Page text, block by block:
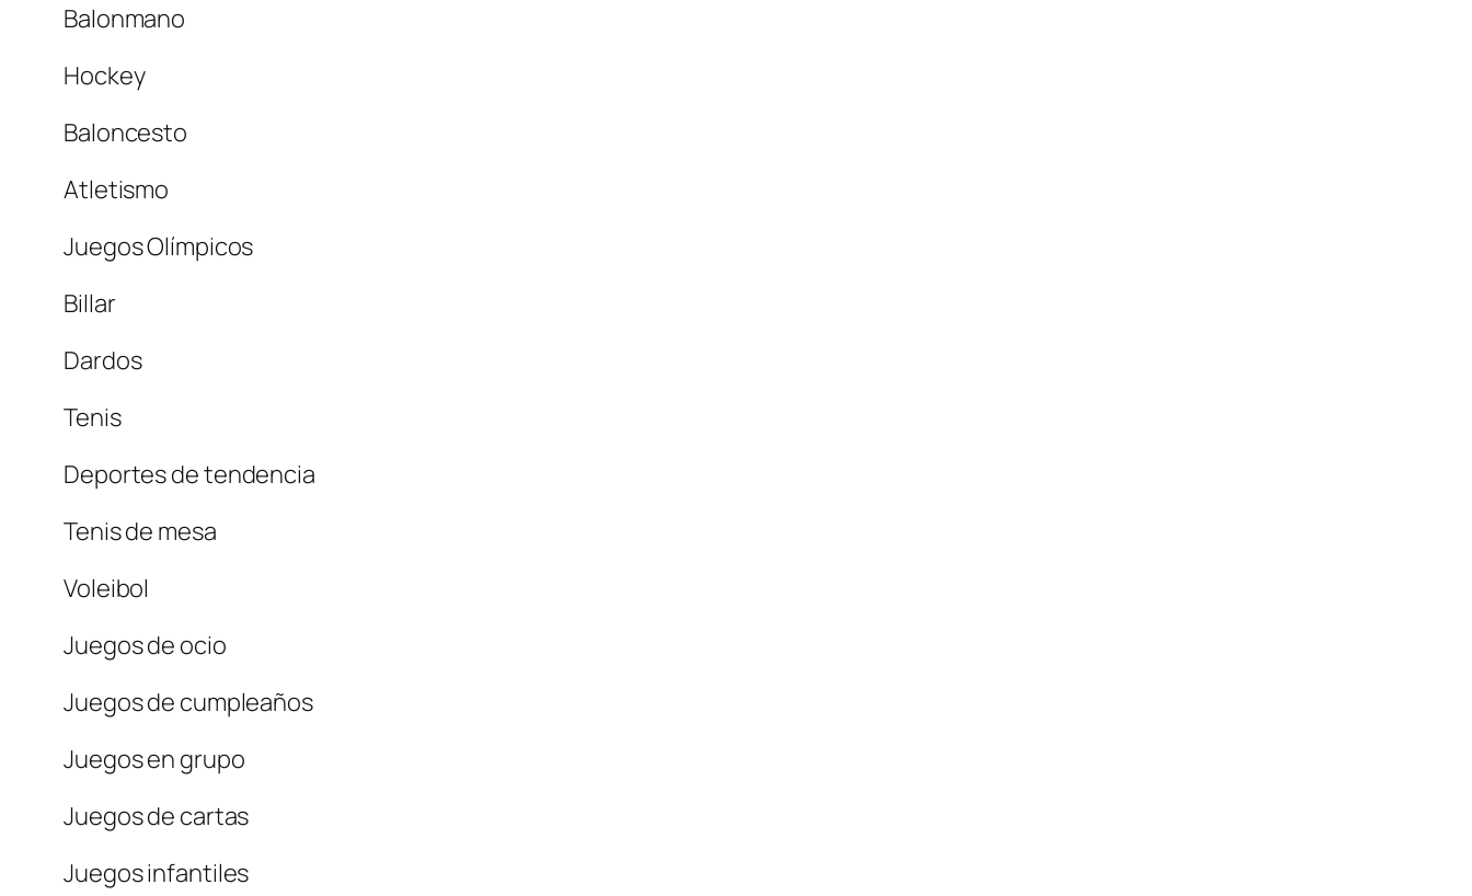
Balonmano
Hockey
Baloncesto
Atletismo
Juegos Olímpicos
Billar
Dardos
Tenis
Deportes de tendencia
Tenis de mesa
Voleibol
Juegos de ocio
Juegos de cumpleaños
Juegos en grupo
Juegos de cartas
Juegos infantiles